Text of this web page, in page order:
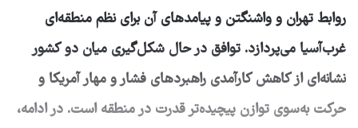
روابط تهران و واشنگتن و پیامدهای آن برای نظم منطقه‌ای
غرب‌آسیا می‌پردازد. توافق در حال شکل‌گیری میان دو کشور
نشانه‌ای از کاهش کارآمدی راهبردهای فشار و مهار آمریکا و
حرکت به‌سوی توازن پیچیده‌تر قدرت در منطقه است. در ادامه،